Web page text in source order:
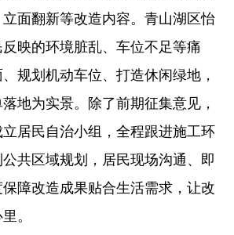
面翻新等改造内容。青山湖区怡
映的环境脏乱、车位不足等痛
规划机动车位、打造休闲绿地，
地为实景。除了前期征集意见，
居民自治小组，全程跟进施工环
共区域规划，居民现场沟通、即
障改造成果贴合生活需求，让改
。